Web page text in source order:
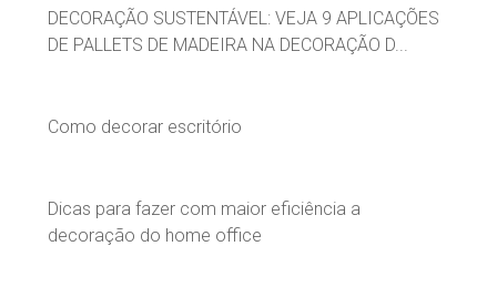
DECORAÇÃO SUSTENTÁVEL: VEJA 9 APLICAÇÕES
DE PALLETS DE MADEIRA NA DECORAÇÃO D...
Como decorar escritório
Dicas para fazer com maior eficiência a
decoração do home office